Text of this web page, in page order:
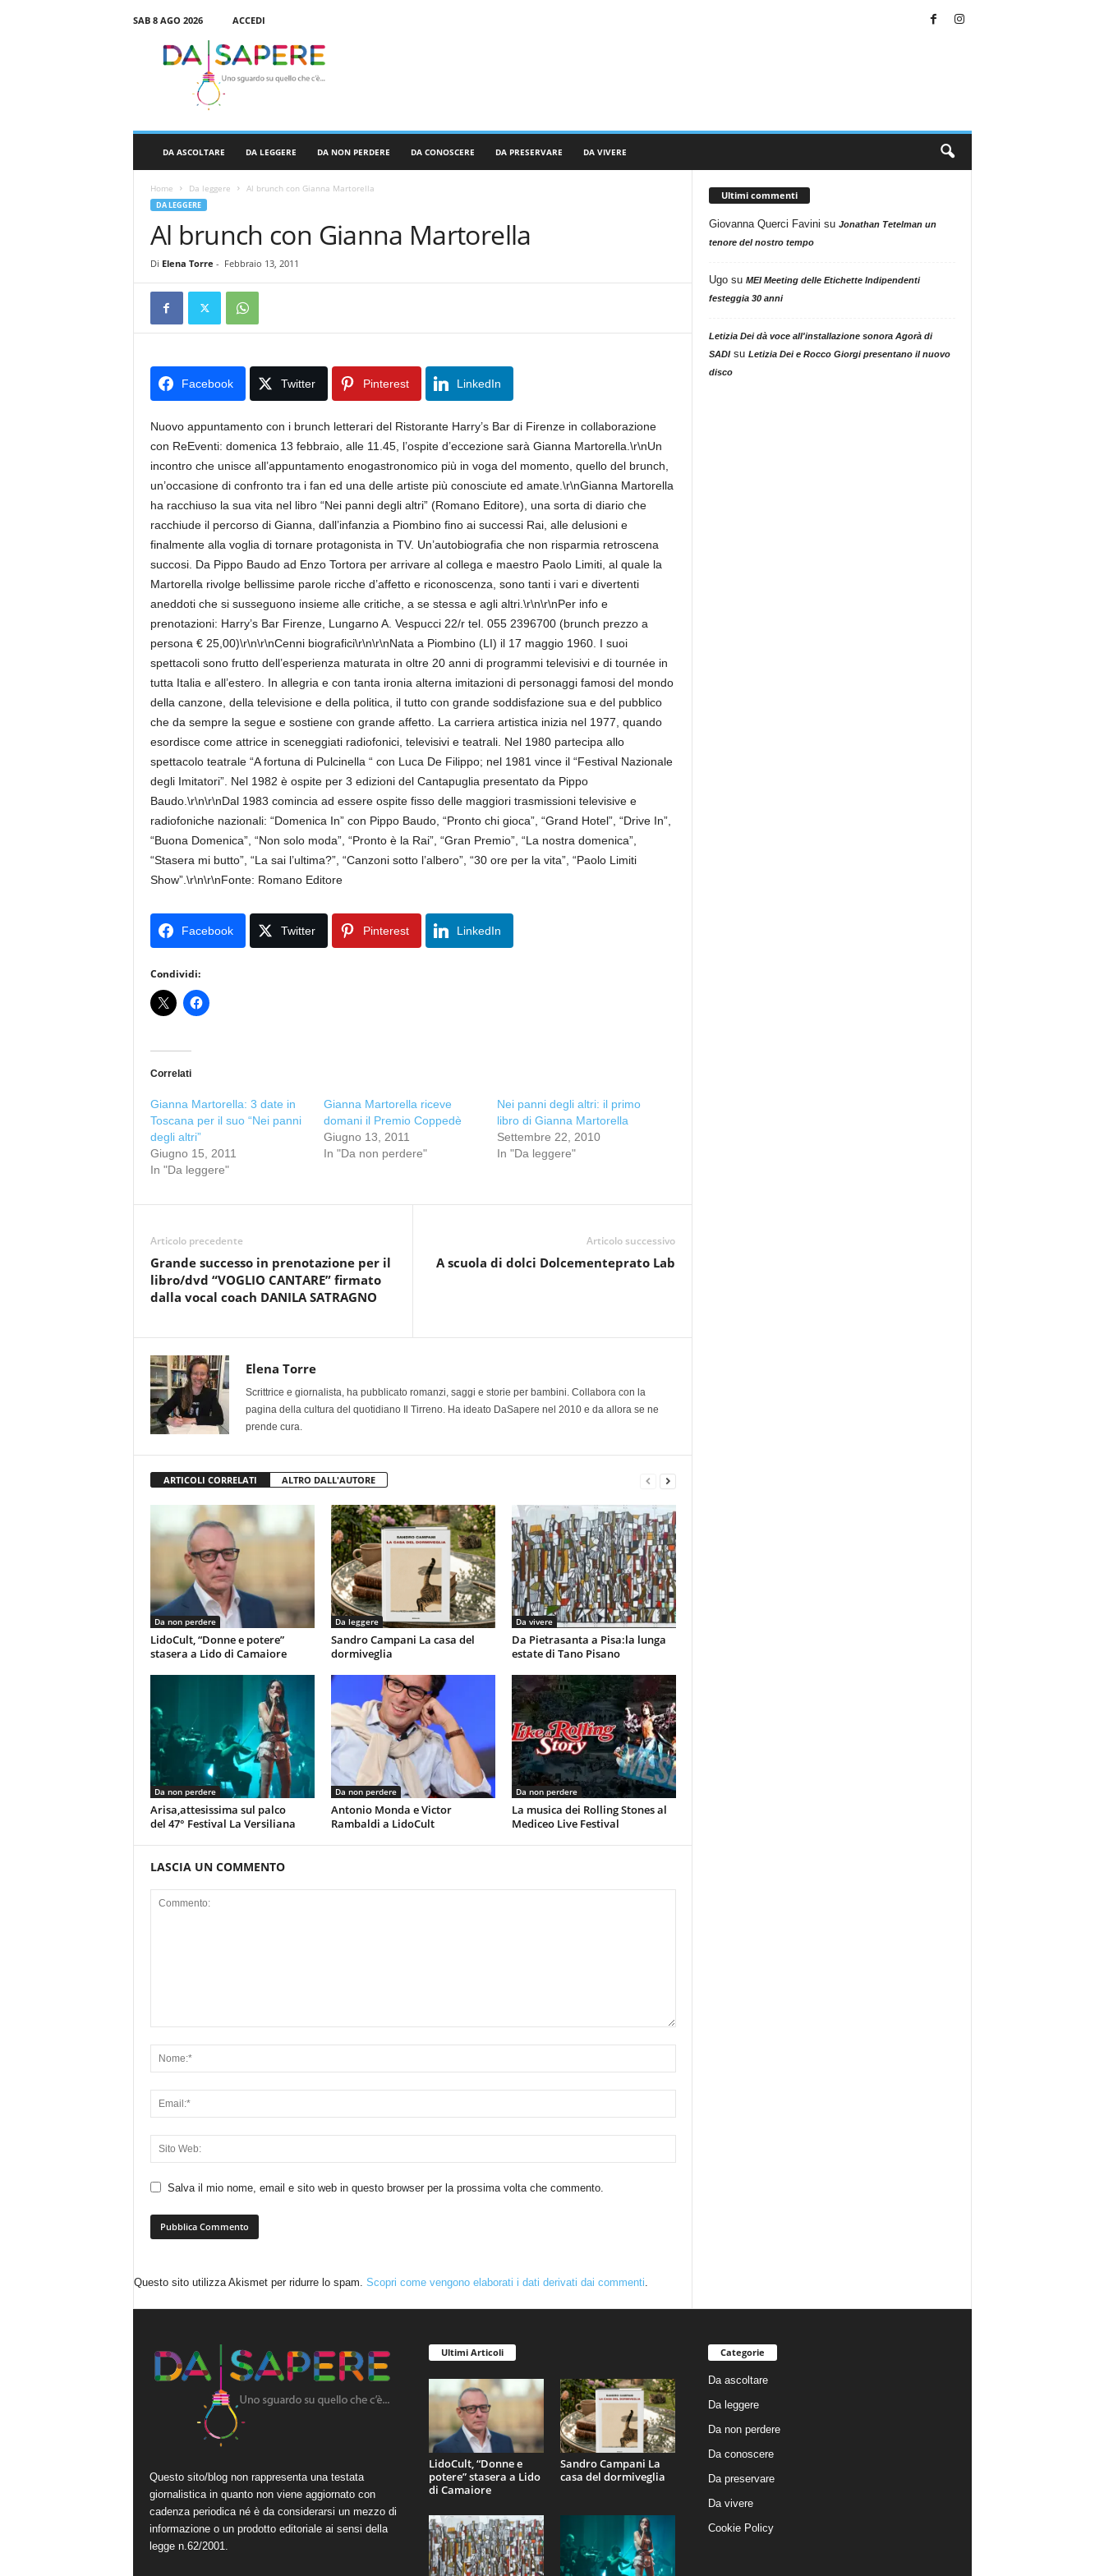
SAB 8 AGO 2026
ACCEDI
DA ASCOLTARE DA LEGGERE DA NON PERDERE DA CONOSCERE DA PRESERVARE DA VIVERE
Home Da leggere Al brunch con Gianna Martorella
DA LEGGERE
Al brunch con Gianna Martorella
Di Elena Torre - Febbraio 13, 2011
Facebook Twitter Pinterest LinkedIn
Nuovo appuntamento con i brunch letterari del Ristorante Harry’s Bar di Firenze in collaborazione
con ReEventi: domenica 13 febbraio, alle 11.45, l’ospite d’eccezione sarà Gianna Martorella.\r\nUn
incontro che unisce all’appuntamento enogastronomico più in voga del momento, quello del brunch,
un’occasione di confronto tra i fan ed una delle artiste più conosciute ed amate.\r\nGianna Martorella
ha racchiuso la sua vita nel libro “Nei panni degli altri” (Romano Editore), una sorta di diario che
racchiude il percorso di Gianna, dall’infanzia a Piombino fino ai successi Rai, alle delusioni e
finalmente alla voglia di tornare protagonista in TV. Un’autobiografia che non risparmia retroscena
succosi. Da Pippo Baudo ad Enzo Tortora per arrivare al collega e maestro Paolo Limiti, al quale la
Martorella rivolge bellissime parole ricche d’affetto e riconoscenza, sono tanti i vari e divertenti
aneddoti che si susseguono insieme alle critiche, a se stessa e agli altri.\r\n\r\nPer info e
prenotazioni: Harry’s Bar Firenze, Lungarno A. Vespucci 22/r tel. 055 2396700 (brunch prezzo a
persona € 25,00)\r\n\r\nCenni biografici\r\n\r\nNata a Piombino (LI) il 17 maggio 1960. I suoi
spettacoli sono frutto dell’esperienza maturata in oltre 20 anni di programmi televisivi e di tournée in
tutta Italia e all’estero. In allegria e con tanta ironia alterna imitazioni di personaggi famosi del mondo
della canzone, della televisione e della politica, il tutto con grande soddisfazione sua e del pubblico
che da sempre la segue e sostiene con grande affetto. La carriera artistica inizia nel 1977, quando
esordisce come attrice in sceneggiati radiofonici, televisivi e teatrali. Nel 1980 partecipa allo
spettacolo teatrale “A fortuna di Pulcinella “ con Luca De Filippo; nel 1981 vince il “Festival Nazionale
degli Imitatori”. Nel 1982 è ospite per 3 edizioni del Cantapuglia presentato da Pippo
Baudo.\r\n\r\nDal 1983 comincia ad essere ospite fisso delle maggiori trasmissioni televisive e
radiofoniche nazionali: “Domenica In” con Pippo Baudo, “Pronto chi gioca”, “Grand Hotel”, “Drive In”,
“Buona Domenica”, “Non solo moda”, “Pronto è la Rai”, “Gran Premio”, “La nostra domenica”,
“Stasera mi butto”, “La sai l’ultima?”, “Canzoni sotto l’albero”, “30 ore per la vita”, “Paolo Limiti
Show”.\r\n\r\nFonte: Romano Editore
Facebook Twitter Pinterest LinkedIn
Condividi:
Correlati
Gianna Martorella: 3 date in
Toscana per il suo “Nei panni
degli altri”
Giugno 15, 2011
In "Da leggere"
Gianna Martorella riceve
domani il Premio Coppedè
Giugno 13, 2011
In "Da non perdere"
Nei panni degli altri: il primo
libro di Gianna Martorella
Settembre 22, 2010
In "Da leggere"
Articolo precedente
Grande successo in prenotazione per il
libro/dvd “VOGLIO CANTARE” firmato
dalla vocal coach DANILA SATRAGNO
Articolo successivo
A scuola di dolci Dolcementeprato Lab
Elena Torre
Scrittrice e giornalista, ha pubblicato romanzi, saggi e storie per bambini. Collabora con la
pagina della cultura del quotidiano Il Tirreno. Ha ideato DaSapere nel 2010 e da allora se ne
prende cura.
ARTICOLI CORRELATI ALTRO DALL'AUTORE
Da non perdere
LidoCult, “Donne e potere”
stasera a Lido di Camaiore
Da leggere
Sandro Campani La casa del
dormiveglia
Da vivere
Da Pietrasanta a Pisa:la lunga
estate di Tano Pisano
Da non perdere
Arisa,attesissima sul palco
del 47° Festival La Versiliana
Da non perdere
Antonio Monda e Victor
Rambaldi a LidoCult
Da non perdere
La musica dei Rolling Stones al
Mediceo Live Festival
LASCIA UN COMMENTO
Salva il mio nome, email e sito web in questo browser per la prossima volta che commento.
Questo sito utilizza Akismet per ridurre lo spam. Scopri come vengono elaborati i dati derivati dai commenti.
Ultimi commenti
Giovanna Querci Favini su Jonathan Tetelman un
tenore del nostro tempo
Ugosu MEI Meeting delle Etichette Indipendenti
festeggia 30 anni
Letizia Dei dà voce all'installazione sonora Agorà di
SADIsu Letizia Dei e Rocco Giorgi presentano il nuovo
disco
Questo sito/blog non rappresenta una testata
giornalistica in quanto non viene aggiornato con
cadenza periodica né è da considerarsi un mezzo di
informazione o un prodotto editoriale ai sensi della
legge n.62/2001.
Ultimi Articoli
LidoCult, “Donne e
potere” stasera a Lido
di Camaiore
Sandro Campani La
casa del dormiveglia
Categorie
Da ascoltare
Da leggere
Da non perdere
Da conoscere
Da preservare
Da vivere
Cookie Policy